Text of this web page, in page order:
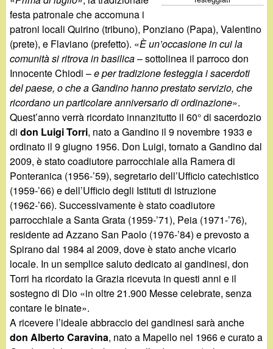
o
.
i
t
festa patronale che accomuna i
patroni locali Quirino (tribuno), Ponziano (Papa), Valentino
(prete), e Flaviano (prefetto). «È un’occasione in cui la
comunità si ritrova in basilica– sottolinea il parroco don
Innocente Chiodi –e per tradizione festeggia i sacerdoti
del paese, o che a Gandino hanno prestato servizio, che
ricordano un particolare anniversario di ordinazione».
Quest’anno verrà ricordato innanzitutto il 60° di sacerdozio
didon Luigi Torri, nato a Gandino il 9 novembre 1933 e
ordinato il 9 giugno 1956. Don Luigi, tornato a Gandino dal
2009, è stato coadiutore parrocchiale alla Ramera di
Ponteranica (1956-’59), segretario dell’Ufficio catechistico
(1959-’66) e dell’Ufficio degli Istituti di istruzione
(1962-’66). Successivamente è stato coadiutore
parrocchiale a Santa Grata (1959-’71), Peia (1971-’76),
residente ad Azzano San Paolo (1976-’84) e prevosto a
Spirano dal 1984 al 2009, dove è stato anche vicario
locale. In un semplice saluto dedicato ai gandinesi, don
Torri ha ricordato la Grazia ricevuta in questi anni e il
sostegno di Dio «in oltre 21.900 Messe celebrate, senza
contare le binate».
A ricevere l’ideale abbraccio dei gandinesi sarà anche
don Alberto Caravina, nato a Mapello nel 1966 e curato a